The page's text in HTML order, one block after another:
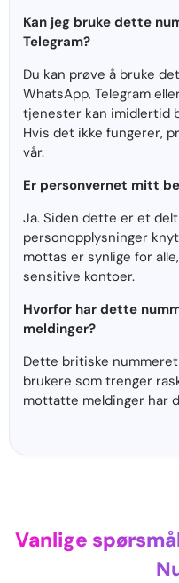
Kan jeg bruke dette
Telegram?
Du kan prøve å bruke
WhatsApp, Telegram
tjenester kan imidlertid
Hvis det ikke fungerer,
vår.
Er personvernet mitt
Ja. Siden dette er et
personopplysninger
mottas er synlige for
sensitive kontoer.
Hvorfor har dette
meldinger?
Dette britiske
brukere som trenger
mottatte meldinger har
Vanlige